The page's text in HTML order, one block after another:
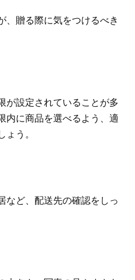
、贈る際に気をつけるべき
が設定されていることが多
内に商品を選べるよう、適
う。
など、配送先の確認をしっ